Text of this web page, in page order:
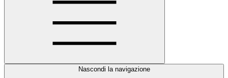
Nascondi la navigazione